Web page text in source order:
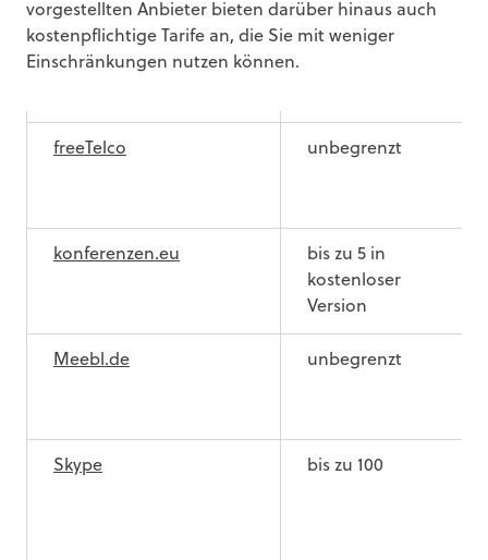
vorgestellten Anbieter bieten darüber hinaus auch
kostenpflichtige Tarife an, die Sie mit weniger
Einschränkungen nutzen können.
FreeConferenceCall.com
bis zu 1.000
Teilnehmer
freeTelco unbegrenzt
konferenzen.eu
bis zu 5 in
kostenloser
Version
Meebl.de unbegrenzt
Skype bis zu 100